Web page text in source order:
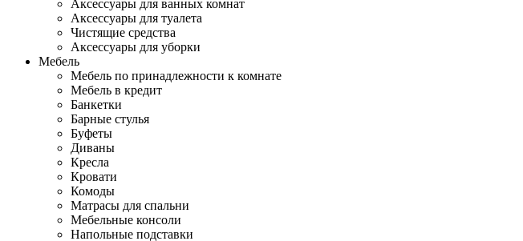
Аксессуары для ванных комнат
Аксессуары для туалета
Чистящие средства
Аксессуары для уборки
Мебель
Мебель по принадлежности к комнате
Мебель в кредит
Банкетки
Барные стулья
Буфеты
Диваны
Кресла
Кровати
Комоды
Матрасы для спальни
Мебельные консоли
Напольные подставки